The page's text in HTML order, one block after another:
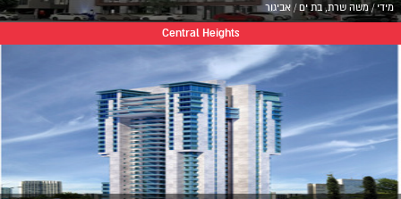
מידי / משה שרת, בת ים / אביגור
Central Heights